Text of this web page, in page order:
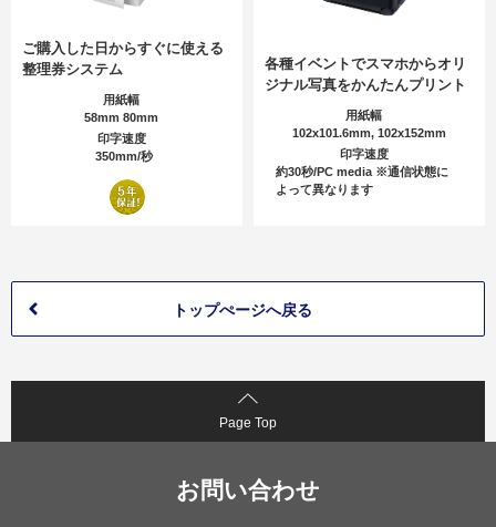
ご購入した日からすぐに使える
整理券システム
用紙幅
58mm 80mm
印字速度
350mm/秒
各種イベントでスマホからオリ
ジナル写真をかんたんプリント
用紙幅
102x101.6mm, 102x152mm
印字速度
約30秒/PC media ※通信状態に
よって異なります
トップぺージへ戻る
Page Top
お問い合わせ